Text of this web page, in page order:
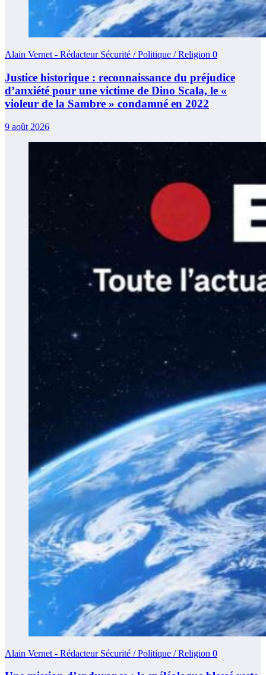
Alain Vernet - Rédacteur Sécurité / Politique / Religion 0
Justice historique : reconnaissance du préjudice
d’anxiété pour une victime de Dino Scala, le «
violeur de la Sambre » condamné en 2022
9 août 2026
Alain Vernet - Rédacteur Sécurité / Politique / Religion 0